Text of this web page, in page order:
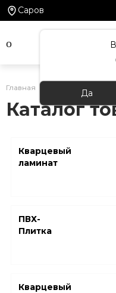
Саров
Да
Главная Каталог товаров
Каталог
Кварцевый
ламинат
ПВХ-
Плитка
Кварцевый